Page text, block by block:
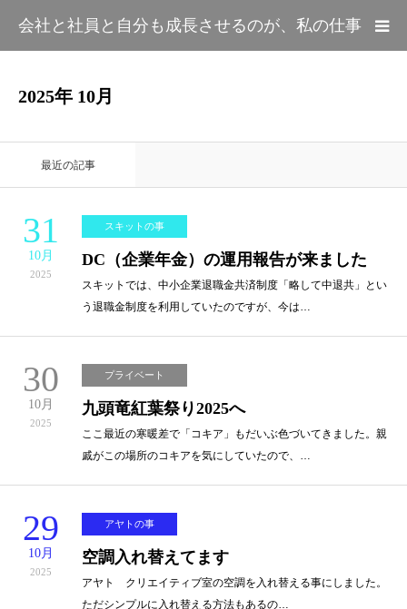
会社と社員と自分も成長させるのが、私の仕事
2025年 10月
最近の記事
31
10月
2025
スキットの事
DC（企業年金）の運用報告が来ました
スキットでは、中小企業退職金共済制度「略して中退共」とい
う退職金制度を利用していたのですが、今は…
30
10月
2025
プライベート
九頭竜紅葉祭り2025へ
ここ最近の寒暖差で「コキア」もだいぶ色づいてきました。親
戚がこの場所のコキアを気にしていたので、…
29
10月
2025
アヤトの事
空調入れ替えてます
アヤト クリエイティブ室の空調を入れ替える事にしました。
ただシンプルに入れ替える方法もあるの…